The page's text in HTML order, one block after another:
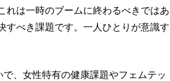
れは一時のブームに終わるべきではあ
すべき課題です。一人ひとりが意識す
、女性特有の健康課題やフェムテッ